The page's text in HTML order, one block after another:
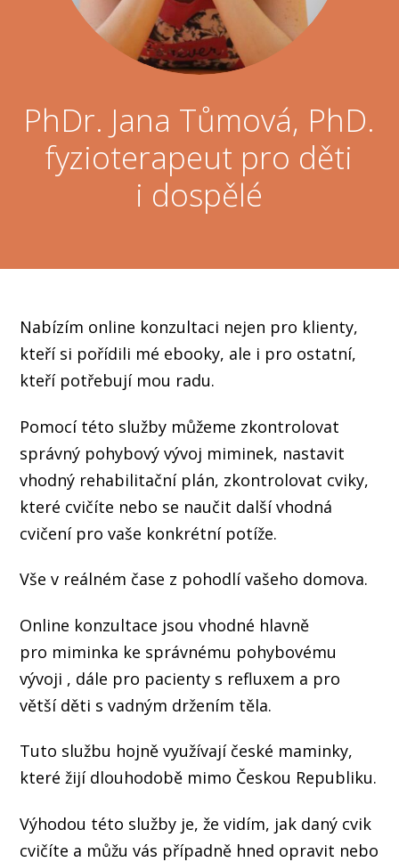
PhDr. Jana Tůmová, PhD.
fyzioterapeut pro děti
i dospělé
Nabízím online konzultaci nejen pro klienty,
kteří si pořídili mé ebooky, ale i pro ostatní,
kteří potřebují mou radu.
Pomocí této služby můžeme zkontrolovat
správný pohybový vývoj miminek, nastavit
vhodný rehabilitační plán, zkontrolovat cviky,
které cvičíte nebo se naučit další vhodná
cvičení pro vaše konkrétní potíže.
Vše v reálném čase z pohodlí vašeho domova.
Online konzultace jsou vhodné hlavně
pro miminka ke správnému pohybovému
vývoji , dále pro pacienty s refluxem a pro
větší děti s vadným držením těla.
Tuto službu hojně využívají české maminky,
které žijí dlouhodobě mimo Českou Republiku.
Výhodou této služby je, že vidím, jak daný cvik
cvičíte a můžu vás případně hned opravit nebo